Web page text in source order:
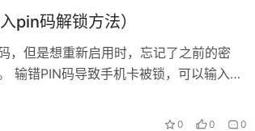
pin码解锁方法）
，但是想重新启用时，忘记了之前的密
输错PIN码导致手机卡被锁，可以输入
0 0 0